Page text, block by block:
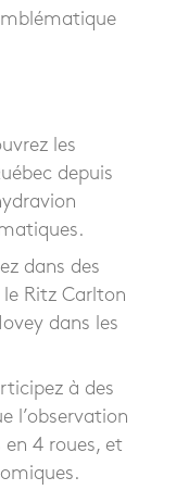
les
depuis
dans des
Ritz Carlton
dans les
à des
l’observation
en 4 roues, et